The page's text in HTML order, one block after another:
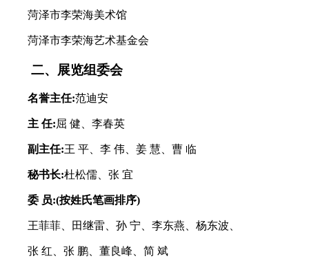
菏泽市李荣海美术馆
菏泽市李荣海艺术基金会
二、展览组委会
名誉主任:范迪安
主 任:屈 健、李春英
副主任:王 平、李 伟、姜 慧、曹 临
秘书长:杜松儒、张 宜
委 员:(按姓氏笔画排序)
王菲菲、田继雷、孙 宁、李东燕、杨东波、
张 红、张 鹏、董良峰、简 斌